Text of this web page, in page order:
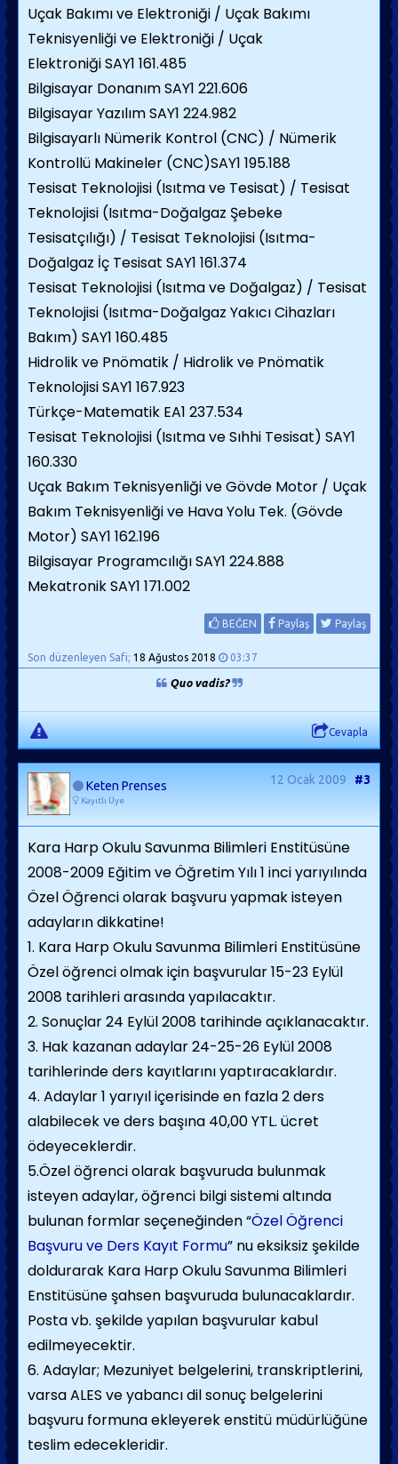
Uçak Bakımı ve Elektroniği / Uçak Bakımı
Teknisyenliği ve Elektroniği / Uçak
Elektroniği SAY1 161.485
Bilgisayar Donanım SAY1 221.606
Bilgisayar Yazılım SAY1 224.982
Bilgisayarlı Nümerik Kontrol (CNC) / Nümerik
Kontrollü Makineler (CNC)SAY1 195.188
Tesisat Teknolojisi (Isıtma ve Tesisat) / Tesisat
Teknolojisi (Isıtma-Doğalgaz Şebeke
Tesisatçılığı) / Tesisat Teknolojisi (Isıtma-
Doğalgaz İç Tesisat SAY1 161.374
Tesisat Teknolojisi (Isıtma ve Doğalgaz) / Tesisat
Teknolojisi (Isıtma-Doğalgaz Yakıcı Cihazları
Bakım) SAY1 160.485
Hidrolik ve Pnömatik / Hidrolik ve Pnömatik
Teknolojisi SAY1 167.923
Türkçe-Matematik EA1 237.534
Tesisat Teknolojisi (Isıtma ve Sıhhi Tesisat) SAY1
160.330
Uçak Bakım Teknisyenliği ve Gövde Motor / Uçak
Bakım Teknisyenliği ve Hava Yolu Tek. (Gövde
Motor) SAY1 162.196
Bilgisayar Programcılığı SAY1 224.888
Mekatronik SAY1 171.002
BEĞEN Paylaş Paylaş
Son düzenleyen Safi; 18 Ağustos 2018 03:37
Quo vadis?
Cevapla
Keten Prenses
Kayıtlı Üye
12 Ocak 2009 #3
Kara Harp Okulu Savunma Bilimleri Enstitüsüne
2008-2009 Eğitim ve Öğretim Yılı 1 inci yarıyılında
Özel Öğrenci olarak başvuru yapmak isteyen
adayların dikkatine!
1. Kara Harp Okulu Savunma Bilimleri Enstitüsüne
Özel öğrenci olmak için başvurular 15-23 Eylül
2008 tarihleri arasında yapılacaktır.
2. Sonuçlar 24 Eylül 2008 tarihinde açıklanacaktır.
3. Hak kazanan adaylar 24-25-26 Eylül 2008
tarihlerinde ders kayıtlarını yaptıracaklardır.
4. Adaylar 1 yarıyıl içerisinde en fazla 2 ders
alabilecek ve ders başına 40,00 YTL. ücret
ödeyeceklerdir.
5.Özel öğrenci olarak başvuruda bulunmak
isteyen adaylar, öğrenci bilgi sistemi altında
bulunan formlar seçeneğinden “Özel Öğrenci
Başvuru ve Ders Kayıt Formu” nu eksiksiz şekilde
doldurarak Kara Harp Okulu Savunma Bilimleri
Enstitüsüne şahsen başvuruda bulunacaklardır.
Posta vb. şekilde yapılan başvurular kabul
edilmeyecektir.
6. Adaylar; Mezuniyet belgelerini, transkriptlerini,
varsa ALES ve yabancı dil sonuç belgelerini
başvuru formuna ekleyerek enstitü müdürlüğüne
teslim edecekleridir.